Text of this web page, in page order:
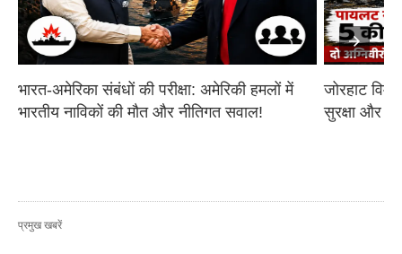
भारत-अमेरिका संबंधों की परीक्षा: अमेरिकी हमलों में
भारतीय नाविकों की मौत और नीतिगत सवाल!
जोरहाट
सुरक्षा और
प्रमुख खबरें